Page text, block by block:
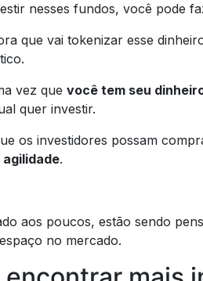
nesses fundos, você pode
que vai tokenizar esse
vez que você tem seu
quer investir.
os investidores possam
.
aos poucos, estão sendo
no mercado.